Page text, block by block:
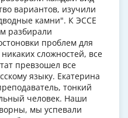
вариантов, изучили
камни". К ЭССЕ
разбирали
проблем для
сложностей, все
превзошел все
языку. Екатерина
тонкий
человек. Наши
мы успевали